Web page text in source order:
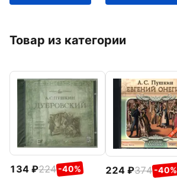
Товар из категории
134 224 -40% 224 374 -40%